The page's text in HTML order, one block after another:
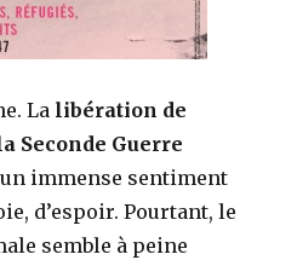
La libération de
Seconde Guerre
immense sentiment
d’espoir. Pourtant, le
semble à peine